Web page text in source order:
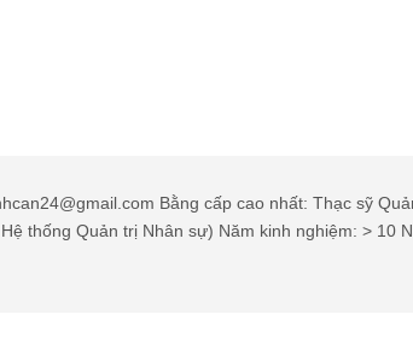
Bằng cấp cao nhất: Thạc sỹ
thống Quản trị Nhân sự) Năm kinh nghiệm: > 10